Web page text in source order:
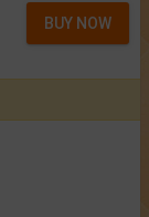
BUY NOW